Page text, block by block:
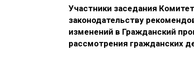
Участники заседания
законодательству
изменений в Гражданский
рассмотрения гражданских